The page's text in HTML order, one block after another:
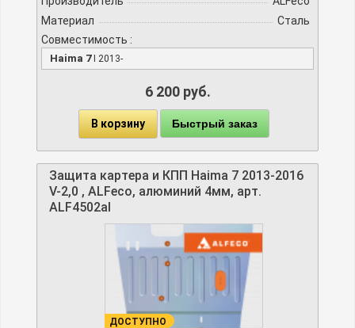
Материал
Сталь
Совместимость :
Haima 7I 2013-
6 200 руб.
В корзину Быстрый заказ
Защита картера и КПП Haima 7 2013-2016
V-2,0 , ALFeco, алюминий 4мм, арт.
ALF4502al
ДОСТУПНО